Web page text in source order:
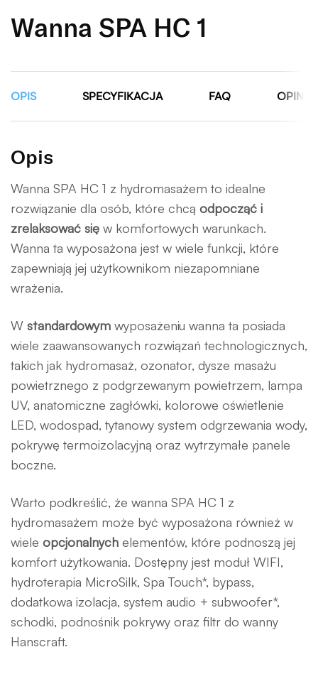
Wanna SPA HC 1
OPIS SPECYFIKACJA FAQ OPINIE
Opis
Wanna SPA HC 1 z hydromasażem to idealne
rozwiązanie dla osób, które chcą odpocząć i
zrelaksować się w komfortowych warunkach.
Wanna ta wyposażona jest w wiele funkcji, które
zapewniają jej użytkownikom niezapomniane
wrażenia.
W standardowym wyposażeniu wanna ta posiada
wiele zaawansowanych rozwiązań technologicznych,
takich jak hydromasaż, ozonator, dysze masażu
powietrznego z podgrzewanym powietrzem, lampa
UV, anatomiczne zagłówki, kolorowe oświetlenie
LED, wodospad, tytanowy system odgrzewania wody,
pokrywę termoizolacyjną oraz wytrzymałe panele
boczne.
Warto podkreślić, że wanna SPA HC 1 z
hydromasażem może być wyposażona również w
wiele opcjonalnych elementów, które podnoszą jej
komfort użytkowania. Dostępny jest moduł WIFI,
hydroterapia MicroSilk, Spa Touch*, bypass,
dodatkowa izolacja, system audio + subwoofer*,
schodki, podnośnik pokrywy oraz filtr do wanny
Hanscraft.